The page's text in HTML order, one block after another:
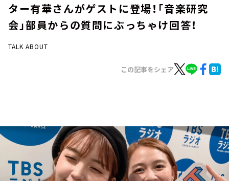
イベント・グッズ
YouTube
会社情報
ター有華さんがゲストに登場！「音楽研究
会」部員からの質問にぶっちゃけ回答！
TALK ABOUT
この記事をシェア